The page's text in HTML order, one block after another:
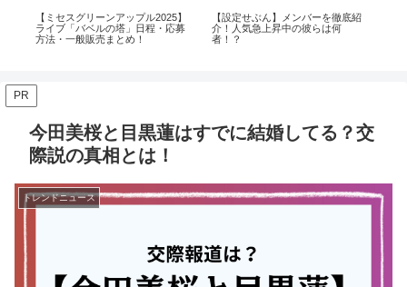
【ミセスグリーンアップル2025】
ライブ「バベルの塔」日程・応募
方法・一般販売まとめ！
【設定せぶん】メンバーを徹底紹
介！人気急上昇中の彼らは何
者！？
PR
今田美桜と目黒蓮はすでに結婚してる？交
際説の真相とは！
トレンドニュース